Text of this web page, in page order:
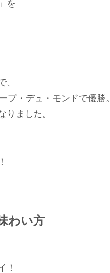
を
、
プ・デュ・モンドで優勝。
りました。
わい方
！